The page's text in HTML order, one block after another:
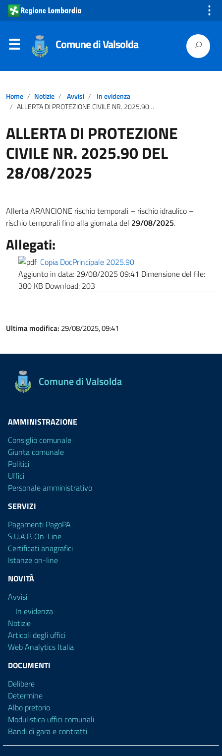
⋮
Comune di Valsolda
Home Notizie Avvisi
In evidenza
ALLERTA DI PROTEZIONE CIVILE NR. 2025.90 DEL 28/08/2025
ALLERTA DI PROTEZIONE
CIVILE NR. 2025.90 DEL
28/08/2025
Allerta ARANCIONE rischio temporali – rischio idraulico –
rischio temporali fino alla giornata del 29/08/2025.
Allegati:
Copia DocPrincipale 2025.90
Aggiunto in data: 29/08/2025 09:41 Dimensione del file:
380 KB Download: 203
Ultima modifica: 29/08/2025, 09:41
Comune di Valsolda
AMMINISTRAZIONE
Consiglio comunale
Giunta comunale
Politici
Uffici
Personale amministrativo
SERVIZI
Pagamenti PagoPA
S.U.A.P. On-Line
Certificati anagrafici
Istanze on-line
NOVITÀ
Avvisi
In evidenza
Notizie
Articoli degli uffici
Web Analytics Italia
DOCUMENTI
Delibere
Determine
Albo pretorio
Modulistica uffici comunali
Bandi di gara e contratti